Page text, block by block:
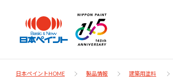
日本ペイントHOME 製品情報 建築用塗料